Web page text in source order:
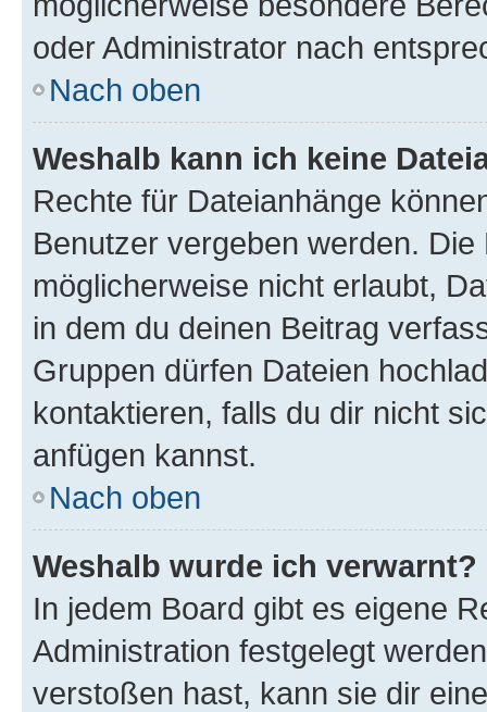
oder Administrator nach
Nach oben
Weshalb kann ich keine
Rechte für Dateianhänge
Benutzer vergeben werden.
möglicherweise nicht erlaubt,
in dem du deinen Beitrag
Gruppen dürfen Dateien
kontaktieren, falls du dir nicht
anfügen kannst.
Nach oben
Weshalb wurde ich verwarnt?
In jedem Board gibt es eigene
Administration festgelegt
verstoßen hast, kann sie dir